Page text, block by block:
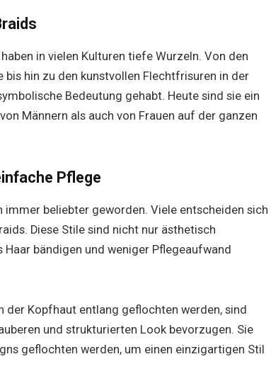
in vielen Kulturen tiefe Wurzeln. Von den
hin zu den kunstvollen Flechtfrisuren in der
Bedeutung gehabt. Heute sind sie ein
Männern als auch von Frauen auf der ganzen
Pflege
immer beliebter geworden. Viele entscheiden sich
Diese Stile sind nicht nur ästhetisch
bändigen und weniger Pflegeaufwand
der Kopfhaut entlang geflochten werden, sind
und strukturierten Look bevorzugen. Sie
geflochten werden, um einen einzigartigen Stil